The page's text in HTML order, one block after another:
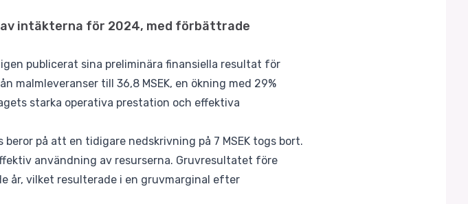
intäkterna för 2024, med förbättrade
publicerat sina preliminära finansiella resultat för
malmleveranser till 36,8 MSEK, en ökning med 29%
starka operativa prestation och effektiva
på att en tidigare nedskrivning på 7 MSEK togs bort.
användning av resurserna. Gruvresultatet före
år, vilket resulterade i en gruvmarginal efter